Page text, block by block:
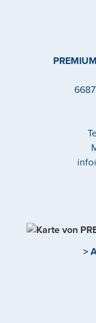
>